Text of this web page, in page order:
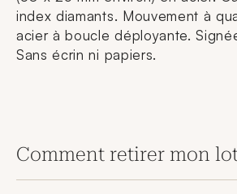
index diamants. Mouvement à
acier à boucle déployante.
Sans écrin ni papiers.
Comment retirer mon